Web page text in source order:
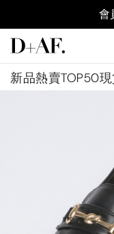
會
新品熱賣TOP50